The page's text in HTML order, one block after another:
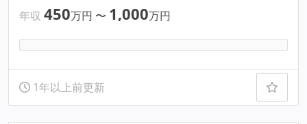
年収 450万円 〜 1,000万円
1年以上前更新